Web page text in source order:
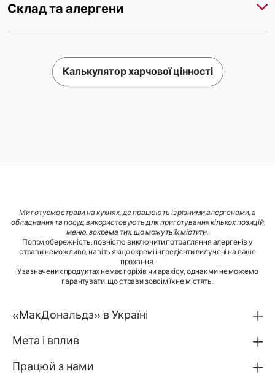
Склад та алергени
Калькулятор харчової цінності
Ми готуємо страви на кухнях, де працюють із різними алергенами, а
обладнання та посуд використовують для приготування кількох позицій
меню, зокрема тих, що можуть їх містити.
Попри обережність, повністю виключити потрапляння алергенів у
страви неможливо, навіть якщо окремі інгредієнти вилучені на ваше
прохання.
У зазначених продуктах немає горіхів чи арахісу, однак ми не можемо
гарантувати, що страви зовсім їх не містять.
«МакДональдз» в Україні
Мета і вплив
Працюй з нами